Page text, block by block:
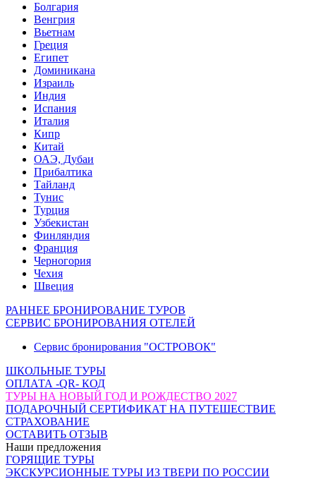
Болгария
Венгрия
Вьетнам
Греция
Египет
Доминикана
Израиль
Индия
Испания
Италия
Кипр
Китай
ОАЭ, Дубаи
Прибалтика
Тайланд
Тунис
Турция
Узбекистан
Финляндия
Франция
Черногория
Чехия
Швеция
РАННЕЕ БРОНИРОВАНИЕ ТУРОВ
СЕРВИС БРОНИРОВАНИЯ ОТЕЛЕЙ
Сервис бронирования "ОСТРОВОК"
ШКОЛЬНЫЕ ТУРЫ
ОПЛАТА -QR- КОД
ТУРЫ НА НОВЫЙ ГОД И РОЖДЕСТВО 2027
ПОДАРОЧНЫЙ СЕРТИФИКАТ НА ПУТЕШЕСТВИЕ
СТРАХОВАНИЕ
ОСТАВИТЬ ОТЗЫВ
Наши предложения
ГОРЯЩИЕ ТУРЫ
ЭКСКУРСИОННЫЕ ТУРЫ ИЗ ТВЕРИ ПО РОССИИ